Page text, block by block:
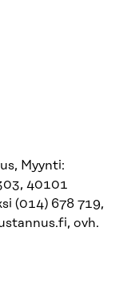
Myynti:
40101
(014) 678 719,
ovh.